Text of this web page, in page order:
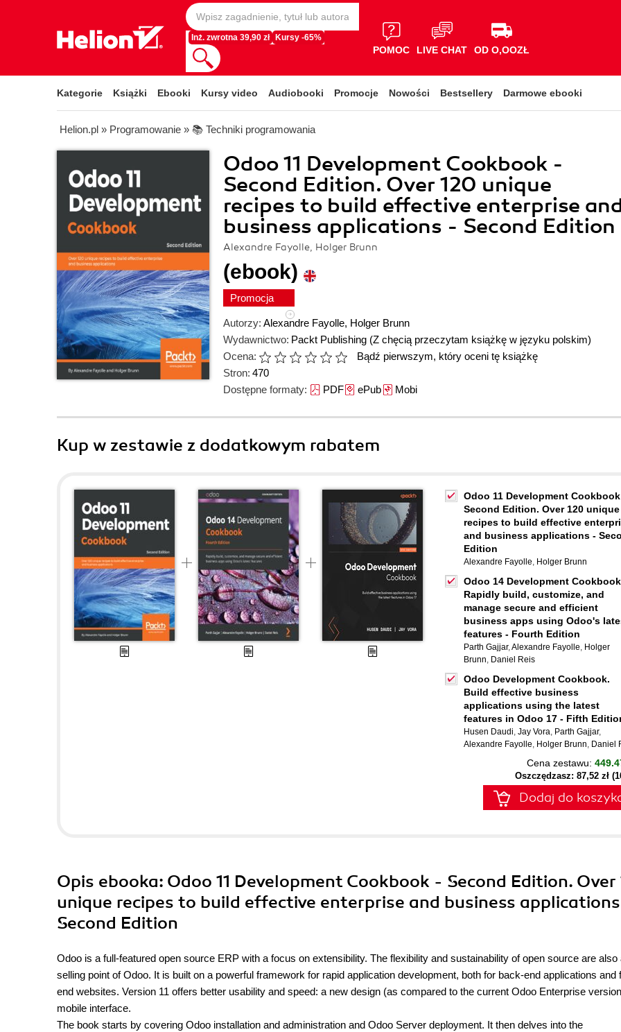
Inż. zwrotna 39,90 zł Kursy -65%
POMOC LIVE CHAT OD O,OOZŁ
Kategorie Książki Ebooki Kursy video Audiobooki Promocje Nowości Bestsellery Darmowe ebooki
Helion.pl » Programowanie » 📚 Techniki programowania
Odoo 11 Development Cookbook -
Second Edition. Over 120 unique
recipes to build effective enterprise
business applications - Second Edition
Alexandre Fayolle, Holger Brunn
(ebook)
Promocja
Autorzy: Alexandre Fayolle, Holger Brunn
Wydawnictwo: Packt Publishing (Z chęcią przeczytam książkę w języku polskim)
Ocena:
Bądź pierwszym, który oceni tę książkę
Stron: 470
Dostępne formaty: PDFePubMobi
Kup w zestawie z dodatkowym rabatem
Odoo 11 Development
Second Edition. Over 120 unique
recipes to build effective
and business applications -
Edition
Alexandre Fayolle, Holger Brunn
Odoo 14 Development
Rapidly build, customize, and
manage secure and efficient
business apps using Odoo's
features - Fourth Edition
Parth Gajjar,Alexandre Fayolle, Holger
Brunn, Daniel Reis
Odoo Development Cookbook.
Build effective business
applications using the latest
features in Odoo 17 - Fifth
Husen Daudi, Jay Vora, Parth Gajjar,
Alexandre Fayolle, Holger Brunn, Daniel
Cena zestawu:
Oszczędzasz: 87,52 zł
Dodaj do
Opis ebooka: Odoo 11 Development Cookbook - Second Edition. Over
unique recipes to build effective enterprise and business
Second Edition
Odoo is a full-featured open source ERP with a focus on extensibility. The flexibility and sustainability of open source are also
selling point of Odoo. It is built on a powerful framework for rapid application development, both for back-end applications and
end websites. Version 11 offers better usability and speed: a new design (as compared to the current Odoo Enterprise
mobile interface.
The book starts by covering Odoo installation and administration and Odoo Server deployment. It then delves into the